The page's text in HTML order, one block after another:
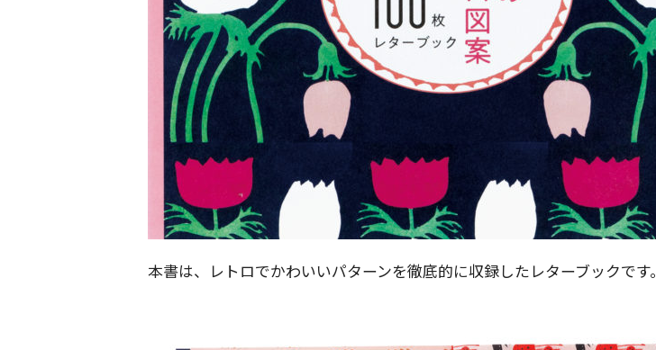
本書は、レトロでかわいいパターンを徹底的に収録したレターブックです。